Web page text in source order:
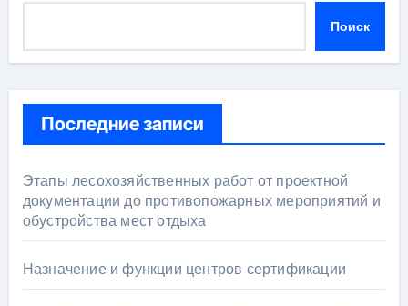
Поиск
Последние записи
Этапы лесохозяйственных работ от проектной
документации до противопожарных мероприятий и
обустройства мест отдыха
Назначение и функции центров сертификации